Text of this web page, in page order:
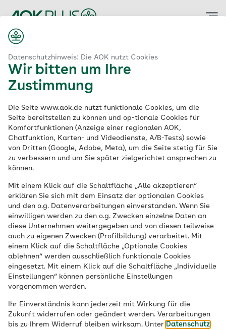
Datenschutzhinweis: Die AOK nutzt Cookies
Wir bitten um Ihre
Zustimmung
Die Seite www.aok.de nutzt funktionale Cookies, um die
Seite bereitstellen zu können und op-tionale Cookies für
Komfortfunktionen (Anzeige einer regionalen AOK,
Chatfunktion, Karten- und Videodienste, A/B-Tests) sowie
von Dritten (Google, Adobe, Meta), um die Seite stetig für Sie
zu verbessern und um Sie später zielgerichtet ansprechen zu
können.
Mit einem Klick auf die Schaltfläche „Alle akzeptieren“
erklären Sie sich mit dem Einsatz der optionalen Cookies
und den o.g. Datenverarbeitungen einverstanden. Wenn Sie
einwilligen werden zu den o.g. Zwecken einzelne Daten an
diese Unternehmen weitergegeben und von diesen teilweise
auch zu eigenen Zwecken (Profilbildung) verarbeitet. Mit
einem Klick auf die Schaltfläche „Optionale Cookies
ablehnen“ werden ausschließlich funktionale Cookies
eingesetzt. Mit einem Klick auf die Schaltfläche „Individuelle
Einstellungen“ können persönliche Einstellungen
vorgenommen werden.
Ihr Einverständnis kann jederzeit mit Wirkung für die
Zukunft widerrufen oder geändert werden. Verarbeitungen
bis zu Ihrem Widerruf bleiben wirksam. Unter Datenschutz
Zum
Hauptinhalt
springen
Digitale Angebote für
IhrSchuljahr
Entdecken Sie unsere vielseitigen digitalen
AOK PLUS. Die Gesundheitskasse für
Sachsen und Thüringen